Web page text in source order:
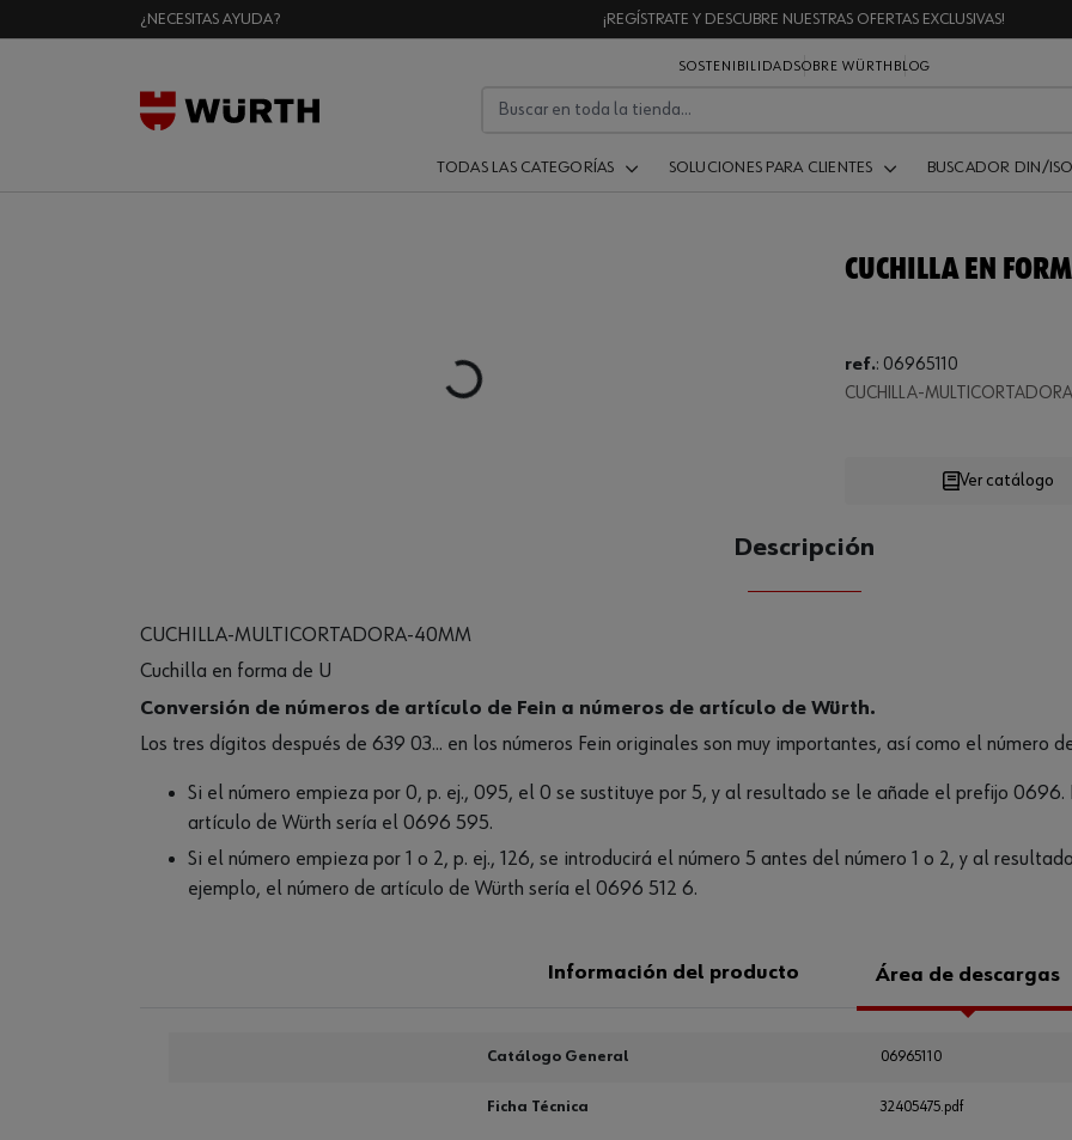
¿NECESITAS AYUDA? ¡REGÍSTRATE Y DESCUBRE NUESTRAS OFERTAS EXCLUSIVAS!
SOSTENIBILIDADSOBRE WÜRTH BLOG
TODAS LAS CATEGORÍAS SOLUCIONES PARA CLIENTES BUSCADOR DIN/ISO
Loading...
CUCHILLA EN
ref.: 06965110
CUCHILLA-
CANTIDAD
Ver catálogo
Descripción
CUCHILLA-MULTICORTADORA-40MM
Cuchilla en forma de U
Conversión de números de artículo de Fein a números de artículo de Würth.
Los tres dígitos después de 639 03... en los números Fein originales son muy importantes, así como el número
Si el número empieza por 0, p. ej., 095, el 0 se sustituye por 5, y al resultado se le añade el prefijo 0696.
artículo de Würth sería el 0696 595.
Si el número empieza por 1 o 2, p. ej., 126, se introducirá el número 5 antes del número 1 o 2, y al
ejemplo, el número de artículo de Würth sería el 0696 512 6.
Información del producto Área de descargas
Catálogo General 06965110
Ficha Técnica 32405475.pdf